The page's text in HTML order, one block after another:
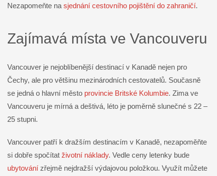
Nezapomeňte na sjednání cestovního pojištění do zahraničí.
Zajímavá místa ve Vancouveru
Vancouver je nejoblíbenější destinací v Kanadě nejen pro
Čechy, ale pro většinu mezinárodních cestovatelů. Současně
se jedná o hlavní město provincie Britské Kolumbie. Zima ve
Vancouveru je mírná a deštivá, léto je poměrně slunečné s 22 –
25 stupni.
Vancouver patří k dražším destinacím v Kanadě, nezapoměňte
si dobře spočítat životní náklady. Vedle ceny letenky bude
ubytování zřejmě nejdražší výdajovou položkou. Využít můžete